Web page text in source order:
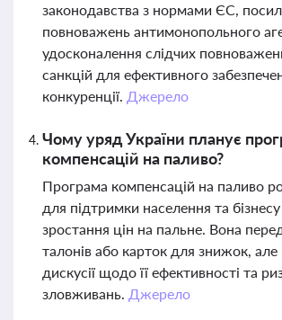
законодавства з нормами ЄС,
повноважень антимонопольного
удосконалення слідчих
санкцій для ефективного
конкуренції. Джерело
Чому уряд України планує
компенсацій на паливо?
Програма компенсацій на паливо
для підтримки населення та
зростання цін на пальне. Вона
талонів або карток для знижок, але
дискусії щодо її ефективності та
зловживань. Джерело